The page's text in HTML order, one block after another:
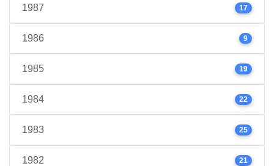
1987 17
1986 9
1985 19
1984 22
1983 25
1982 21